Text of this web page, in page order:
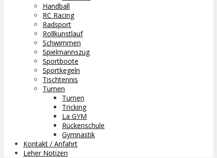
Handball
RC Racing
Radsport
Rollkunstlauf
Schwimmen
Spielmannszug
Sportboote
Sportkegeln
Tischtennis
Turnen
Turnen
Tricking
La GYM
Rückenschule
Gymnastik
Kontakt / Anfahrt
Leher Notizen